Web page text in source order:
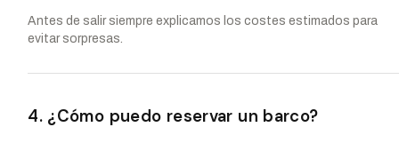
Antes de salir siempre explicamos los costes estimados para
evitar sorpresas.
4. ¿Cómo puedo reservar un barco?